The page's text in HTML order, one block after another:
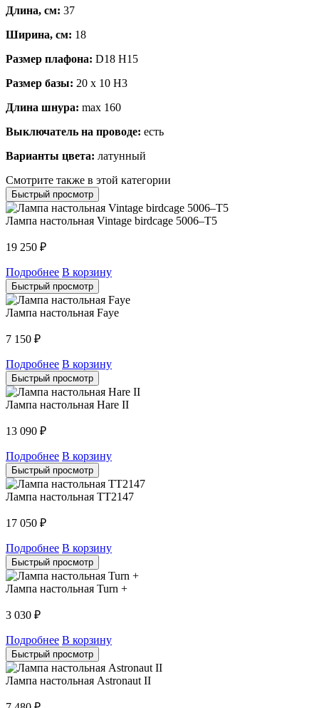
Длина, см: 37
Ширина, см: 18
Размер плафона: D18 H15
Размер базы: 20 x 10 H3
Длина шнура: max 160
Выключатель на проводе: есть
Варианты цвета: латунный
Смотрите также в этой категории
Быстрый просмотр
Лампа настольная Vintage birdcage 5006–T5
19 250 ₽
Подробнее В корзину
Быстрый просмотр
Лампа настольная Faye
7 150 ₽
Подробнее В корзину
Быстрый просмотр
Лампа настольная Hare II
13 090 ₽
Подробнее В корзину
Быстрый просмотр
Лампа настольная TT2147
17 050 ₽
Подробнее В корзину
Быстрый просмотр
Лампа настольная Turn +
3 030 ₽
Подробнее В корзину
Быстрый просмотр
Лампа настольная Astronaut II